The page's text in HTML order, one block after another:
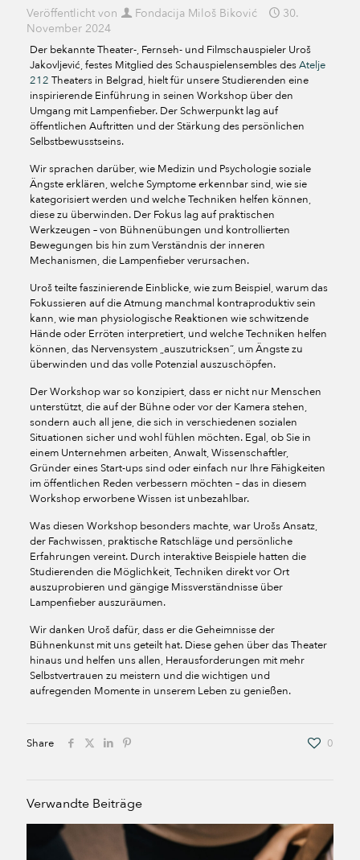
Veröffentlicht von Fondacija Miloš Biković
30.
November 2024
Der bekannte Theater-, Fernseh- und Filmschauspieler Uroš
Jakovljević, festes Mitglied des Schauspielensembles desAtelje
212 Theaters in Belgrad, hielt für unsere Studierenden eine
inspirierende Einführung in seinen Workshop über den
Umgang mit Lampenfieber. Der Schwerpunkt lag auf
öffentlichen Auftritten und der Stärkung des persönlichen
Selbstbewusstseins.
Wir sprachen darüber, wie Medizin und Psychologie soziale
Ängste erklären, welche Symptome erkennbar sind, wie sie
kategorisiert werden und welche Techniken helfen können,
diese zu überwinden. Der Fokus lag auf praktischen
Werkzeugen – von Bühnenübungen und kontrollierten
Bewegungen bis hin zum Verständnis der inneren
Mechanismen, die Lampenfieber verursachen.
Uroš teilte faszinierende Einblicke, wie zum Beispiel, warum das
Fokussieren auf die Atmung manchmal kontraproduktiv sein
kann, wie man physiologische Reaktionen wie schwitzende
Hände oder Erröten interpretiert, und welche Techniken helfen
können, das Nervensystem „auszutricksen“, um Ängste zu
überwinden und das volle Potenzial auszuschöpfen.
Der Workshop war so konzipiert, dass er nicht nur Menschen
unterstützt, die auf der Bühne oder vor der Kamera stehen,
sondern auch all jene, die sich in verschiedenen sozialen
Situationen sicher und wohl fühlen möchten. Egal, ob Sie in
einem Unternehmen arbeiten, Anwalt, Wissenschaftler,
Gründer eines Start-ups sind oder einfach nur Ihre Fähigkeiten
im öffentlichen Reden verbessern möchten – das in diesem
Workshop erworbene Wissen ist unbezahlbar.
Was diesen Workshop besonders machte, war Urošs Ansatz,
der Fachwissen, praktische Ratschläge und persönliche
Erfahrungen vereint. Durch interaktive Beispiele hatten die
Studierenden die Möglichkeit, Techniken direkt vor Ort
auszuprobieren und gängige Missverständnisse über
Lampenfieber auszuräumen.
Wir danken Uroš dafür, dass er die Geheimnisse der
Bühnenkunst mit uns geteilt hat. Diese gehen über das Theater
hinaus und helfen uns allen, Herausforderungen mit mehr
Selbstvertrauen zu meistern und die wichtigen und
aufregenden Momente in unserem Leben zu genießen.
Share 0
Verwandte Beiträge